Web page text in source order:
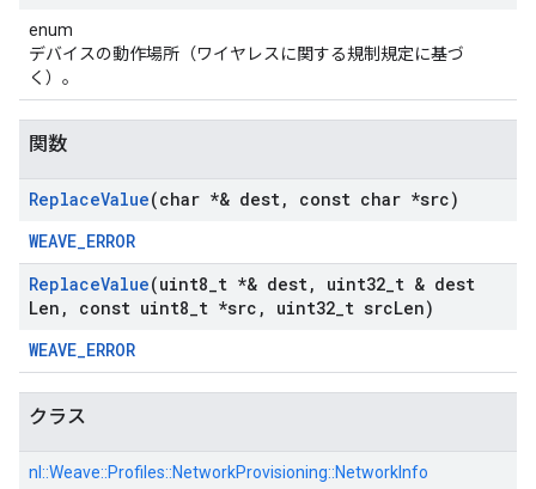
enum
デバイスの動作場所（ワイヤレスに関する規制規定に基づ
く）。
関数
ReplaceValue(char *& dest,
const char *src)
WEAVE_ERROR
ReplaceValue(uint8 t *& dest, uint32 t & dest
Len , const uint8 t *src , uint32 t srcLen)
WEAVE_ERROR
クラス
nl::Weave::Profiles::NetworkProvisioning::NetworkInfo